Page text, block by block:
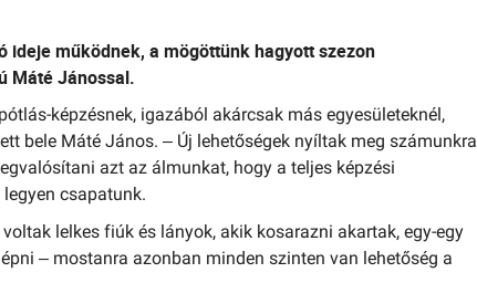
ideje működnek, a mögöttünk hagyott szezon
Máté Jánossal.
képzésnek, igazából akárcsak más egyesületeknél,
bele Máté János. – Új lehetőségek nyíltak meg számunkra
azt az álmunkat, hogy a teljes képzési
csapatunk.
lelkes fiúk és lányok, akik kosarazni akartak, egy-egy
– mostanra azonban minden szinten van lehetőség a